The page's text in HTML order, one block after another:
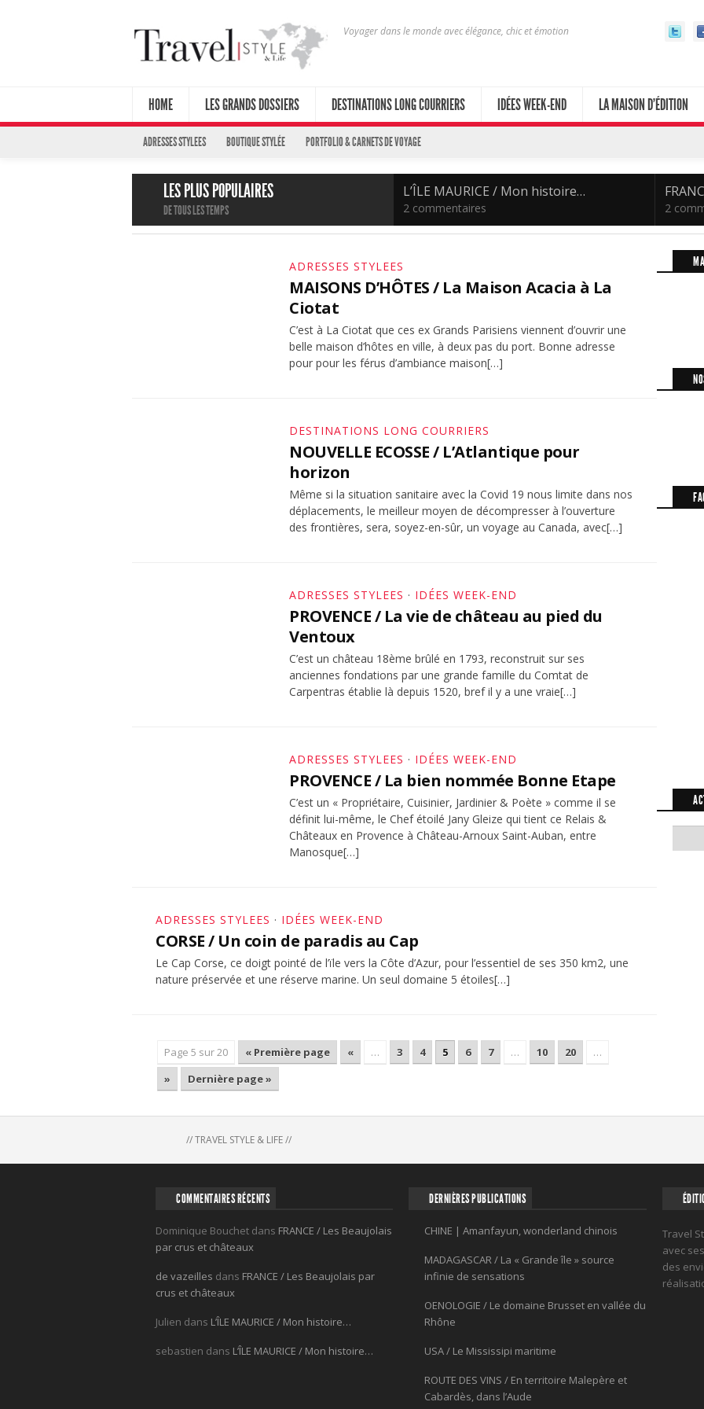
Voyager dans le monde avec élégance, chic et émotion
HOME LES GRANDS DOSSIERS DESTINATIONS LONG COURRIERS IDÉES WEEK-END LA MAISON D’ÉDITION
ADRESSES STYLEES BOUTIQUE STYLÉE PORTFOLIO & CARNETS DE VOYAGE
LES PLUS POPULAIRES
DE TOUS LES TEMPS
L’ÎLE MAURICE / Mon histoire…
2 commentaires 2
ADRESSES STYLEES
MAISONS D’HÔTES / La Maison Acacia à La
Ciotat
C’est à La Ciotat que ces ex Grands Parisiens viennent d’ouvrir une
belle maison d’hôtes en ville, à deux pas du port. Bonne adresse
pour pour les férus d’ambiance maison[…]
DESTINATIONS LONG COURRIERS
NOUVELLE ECOSSE / L’Atlantique pour
horizon
Même si la situation sanitaire avec la Covid 19 nous limite dans nos
déplacements, le meilleur moyen de décompresser à l’ouverture
des frontières, sera, soyez-en-sûr, un voyage au Canada, avec[…]
ADRESSES STYLEES · IDÉES WEEK-END
PROVENCE / La vie de château au pied du
Ventoux
C’est un château 18ème brûlé en 1793, reconstruit sur ses
anciennes fondations par une grande famille du Comtat de
Carpentras établie là depuis 1520, bref il y a une vraie[…]
ADRESSES STYLEES · IDÉES WEEK-END
PROVENCE / La bien nommée Bonne Etape
C’est un « Propriétaire, Cuisinier, Jardinier & Poète » comme il se
définit lui-même, le Chef étoilé Jany Gleize qui tient ce Relais &
Châteaux en Provence à Château-Arnoux Saint-Auban, entre
Manosque[…]
ADRESSES STYLEES · IDÉES WEEK-END
CORSE / Un coin de paradis au Cap
Le Cap Corse, ce doigt pointé de l’ïle vers la Côte d’Azur, pour l’essentiel de ses 350 km2, une
nature préservée et une réserve marine. Un seul domaine 5 étoiles[…]
Page 5 sur 20 « Première page « … 3 4 5 6 7 … 10 20
…
»
Dernière page »
// TRAVEL STYLE & LIFE //
COMMENTAIRES RÉCENTS
Dominique Bouchet dans FRANCE / Les Beaujolais
par crus et châteaux
de vazeilles dans FRANCE / Les Beaujolais par
crus et châteaux
Julien dans L’ÎLE MAURICE / Mon histoire…
sebastien dans L’ÎLE MAURICE / Mon histoire…
DERNIÈRES PUBLICATIONS
CHINE | Amanfayun, wonderland chinois
MADAGASCAR / La « Grande île » source
infinie de sensations
OENOLOGIE / Le domaine Brusset en vallée du
Rhône
USA / Le Mississipi maritime
ROUTE DES VINS / En territoire Malepère et
Cabardès, dans l’Aude
Travel
avec
des